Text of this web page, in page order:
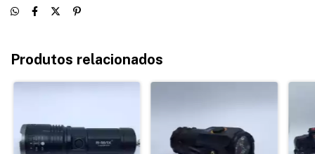
Produtos relacionados